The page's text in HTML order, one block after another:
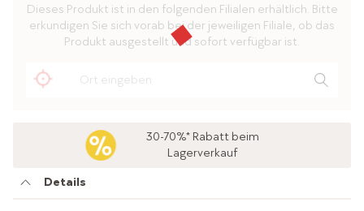
Dieses Produkt ist in den folgenden Filialen erhältlich. Bitte
erkundigen Sie sich vorab bei der jeweiligen Filiale, ob das
Produkt ausgestellt und sofort verfügbar ist.
30-70%* Rabatt beim
Lagerverkauf
Details